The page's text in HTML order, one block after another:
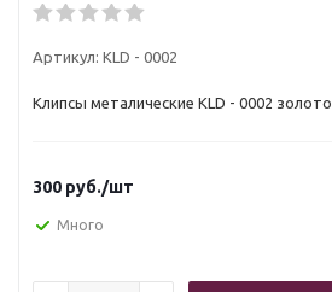
Артикул: KLD - 0002
Клипсы металические KLD - 0002 золото
300 руб./шт
Много